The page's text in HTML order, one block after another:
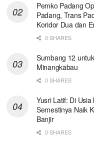
Pemko Padang
Padang, Trans
Koridor Dua dan
0 SHARES
Sumbang 12
Minangkabau
0 SHARES
Yusri Latif: Di
Semestinya Naik
Banjir
0 SHARES